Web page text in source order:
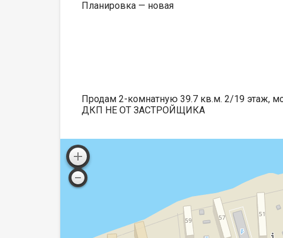
Планировка — новая
Продам 2-комнатную 39.7 кв.м. 2/19 этаж,
ДКП НЕ ОТ ЗАСТРОЙЩИКА